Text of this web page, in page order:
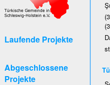
Laufende Projekte
Abgeschlossene
Projekte